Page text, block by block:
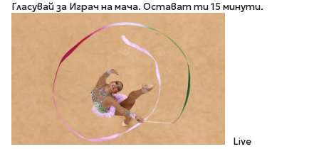
Гласувай за Играч на мача. Остават ти 15 минути.
Live